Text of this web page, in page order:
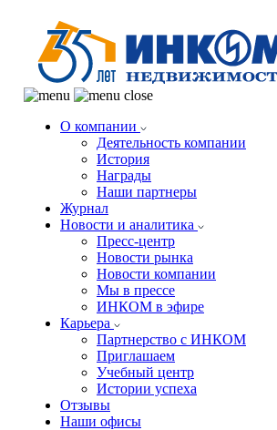
О компании
Деятельность компании
История
Награды
Наши партнеры
Журнал
Новости и аналитика
Пресс-центр
Новости рынка
Новости компании
Мы в прессе
ИНКОМ в эфире
Карьера
Партнерство с ИНКОМ
Приглашаем
Учебный центр
Истории успеха
Отзывы
Наши офисы